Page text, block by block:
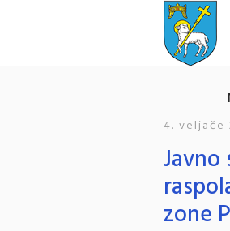
4. veljače
zone